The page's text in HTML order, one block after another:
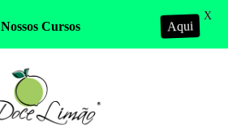
Nossos Cursos Aqui
X